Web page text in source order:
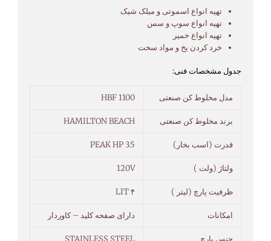
تهیه انواع اسموتی و میلک شیک
تهیه انواع سوپ و سس
تهیه انواع خمیر
خرد کردن یخ و مواد سخت
جدول مشخصات فنی:
مدل مخلوط کن صنعتی HBF 1100
برند مخلوط کن صنعتی HAMILTON BEACH
قدرت (اسب بخار) PEAK HP 3.5
ولتاژ (ولت ) 120V
ظرفیت پارچ (لیتر ) ۴ LIT
امکانات دارای صفحه کلید – کاوردار
جنس پارچ STAINLESS STEEL